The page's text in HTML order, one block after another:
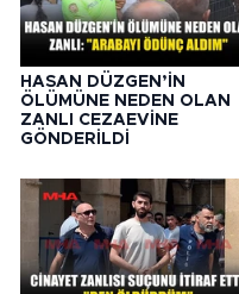
HASAN DÜZGEN’İN
ÖLÜMÜNE NEDEN OLAN
ZANLI CEZAEVİNE
GÖNDERİLDİ